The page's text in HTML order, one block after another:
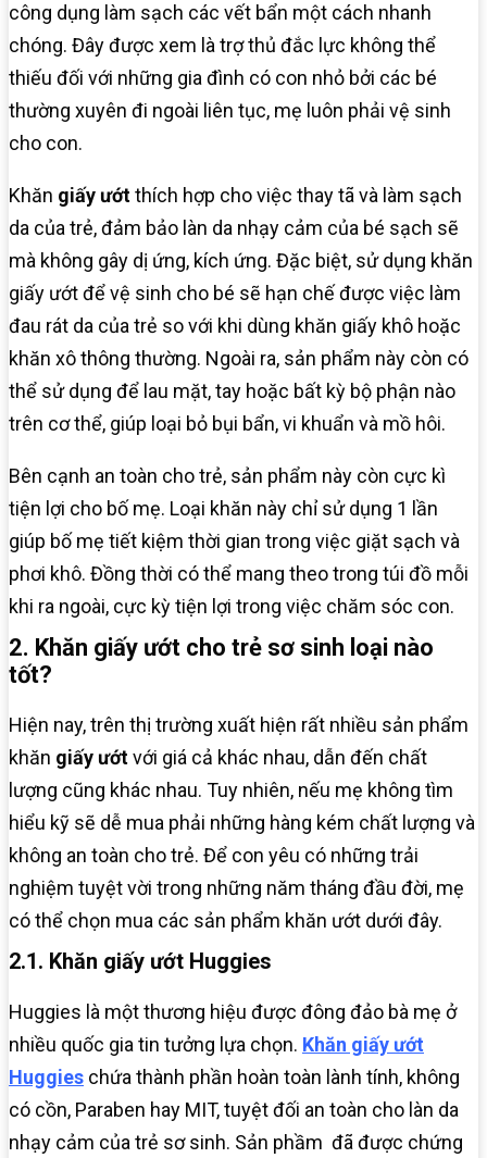
công dụng làm sạch các vết bẩn một cách nhanh
chóng. Đây được xem là trợ thủ đắc lực không thể
thiếu đối với những gia đình có con nhỏ bởi các bé
thường xuyên đi ngoài liên tục, mẹ luôn phải vệ sinh
cho con.
Khăn giấy ướtthích hợp cho việc thay tã và làm sạch
da của trẻ, đảm bảo làn da nhạy cảm của bé sạch sẽ
mà không gây dị ứng, kích ứng. Đặc biệt, sử dụng khăn
giấy ướt để vệ sinh cho bé sẽ hạn chế được việc làm
đau rát da của trẻ so với khi dùng khăn giấy khô hoặc
khăn xô thông thường. Ngoài ra, sản phẩm này còn có
thể sử dụng để lau mặt, tay hoặc bất kỳ bộ phận nào
trên cơ thể, giúp loại bỏ bụi bẩn, vi khuẩn và mồ hôi.
Bên cạnh an toàn cho trẻ, sản phẩm này còn cực kì
tiện lợi cho bố mẹ. Loại khăn này chỉ sử dụng 1 lần
giúp bố mẹ tiết kiệm thời gian trong việc giặt sạch và
phơi khô. Đồng thời có thể mang theo trong túi đồ mỗi
khi ra ngoài, cực kỳ tiện lợi trong việc chăm sóc con.
2. Khăn giấy ướt cho trẻ sơ sinh loại nào
tốt?
Hiện nay, trên thị trường xuất hiện rất nhiều sản phẩm
khăn giấy ướtvới giá cả khác nhau, dẫn đến chất
lượng cũng khác nhau. Tuy nhiên, nếu mẹ không tìm
hiểu kỹ sẽ dễ mua phải những hàng kém chất lượng và
không an toàn cho trẻ. Để con yêu có những trải
nghiệm tuyệt vời trong những năm tháng đầu đời, mẹ
có thể chọn mua các sản phẩm khăn ướt dưới đây.
2.1. Khăn giấy ướt Huggies
Huggies là một thương hiệu được đông đảo bà mẹ ở
nhiều quốc gia tin tưởng lựa chọn. Khăn giấy ướt
Huggies chứa thành phần hoàn toàn lành tính, không
có cồn, Paraben hay MIT, tuyệt đối an toàn cho làn da
nhạy cảm của trẻ sơ sinh. Sản phầm đã được chứng